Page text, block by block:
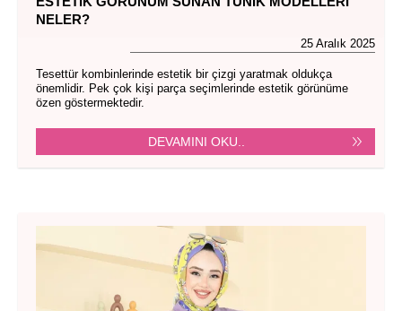
NELER?
25 Aralık 2025
Tesettür kombinlerinde estetik bir çizgi yaratmak oldukça
önemlidir. Pek çok kişi parça seçimlerinde estetik görünüme
özen göstermektedir.
DEVAMINI OKU..